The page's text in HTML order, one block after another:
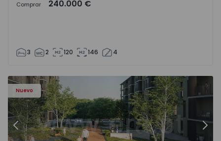
Comprar 240.000 €
3 2 120 146 4
Nuevo
1575522 - 8
Apartamento T2 Vila Nova de Gaia, Oliveira do Douro -
Anterior